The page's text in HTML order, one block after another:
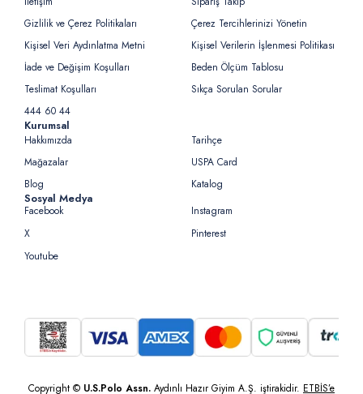
Gizlilik ve Çerez Politikaları
Çerez Tercihlerinizi Yönetin
Kişisel Veri Aydınlatma Metni
Kişisel Verilerin İşlenmesi Politikası
İade ve Değişim Koşulları
Beden Ölçüm Tablosu
Teslimat Koşulları
Sıkça Sorulan Sorular
444 60 44
Kurumsal
Hakkımızda
Tarihçe
Mağazalar
USPA Card
Blog
Katalog
Sosyal Medya
Facebook
Instagram
X
Pinterest
Youtube
Copyright © U.S.Polo Assn. Aydınlı Hazır Giyim A.Ş. iştirakidir. ETBİS’e